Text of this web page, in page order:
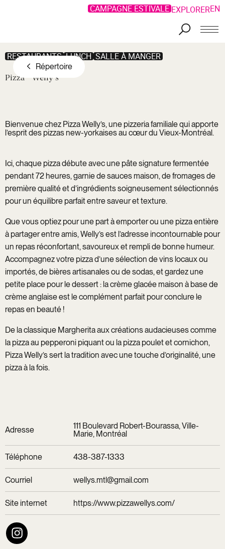
Aller au contenu principal
CAMPAGNE ESTIVALE EXPLOREREN
Répertoire
RESTAURANTS LUNCH SALLE À MANGER
Pizza Welly's
Bienvenue chez Pizza Welly’s, une pizzeria familiale qui apporte
l’esprit des pizzas new-yorkaises au cœur du Vieux-Montréal.
Ici, chaque pizza débute avec une pâte signature fermentée
pendant 72 heures, garnie de sauces maison, de fromages de
première qualité et d’ingrédients soigneusement sélectionnés
pour un équilibre parfait entre saveur et texture.
Que vous optiez pour une part à emporter ou une pizza entière
à partager entre amis, Welly’s est l’adresse incontournable pour
un repas réconfortant, savoureux et rempli de bonne humeur.
Accompagnez votre pizza d’une sélection de vins locaux ou
importés, de bières artisanales ou de sodas, et gardez une
petite place pour le dessert : la crème glacée maison à base de
crème anglaise est le complément parfait pour conclure le
repas en beauté !
De la classique Margherita aux créations audacieuses comme
la pizza au pepperoni piquant ou la pizza poulet et cornichon,
Pizza Welly’s sert la tradition avec une touche d’originalité, une
pizza à la fois.
Adresse
111 Boulevard Robert-Bourassa, Ville-
Marie, Montréal
Téléphone 438-387-1333
Courriel wellys.mtl@gmail.com
Site internet https://www.pizzawellys.com/